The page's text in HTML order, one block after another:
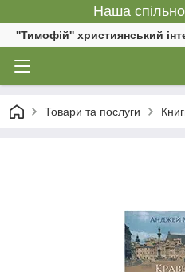
Наша
''Тимофій'' християнський
Товари та послуги